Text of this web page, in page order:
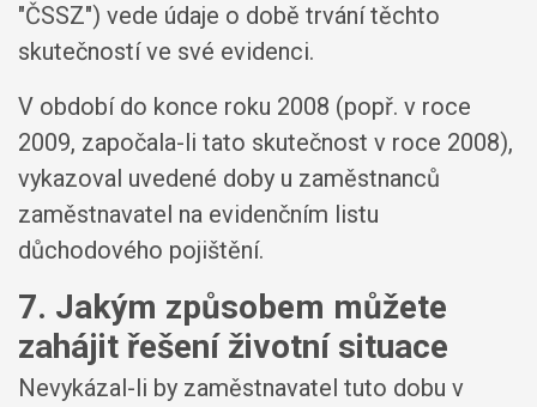
"ČSSZ") vede údaje o době trvání těchto
skutečností ve své evidenci.
V období do konce roku 2008 (popř. v roce
2009, započala-li tato skutečnost v roce 2008),
vykazoval uvedené doby u zaměstnanců
zaměstnavatel na evidenčním listu
důchodového pojištění.
7. Jakým způsobem můžete
zahájit řešení životní situace
Nevykázal-li by zaměstnavatel tuto dobu v